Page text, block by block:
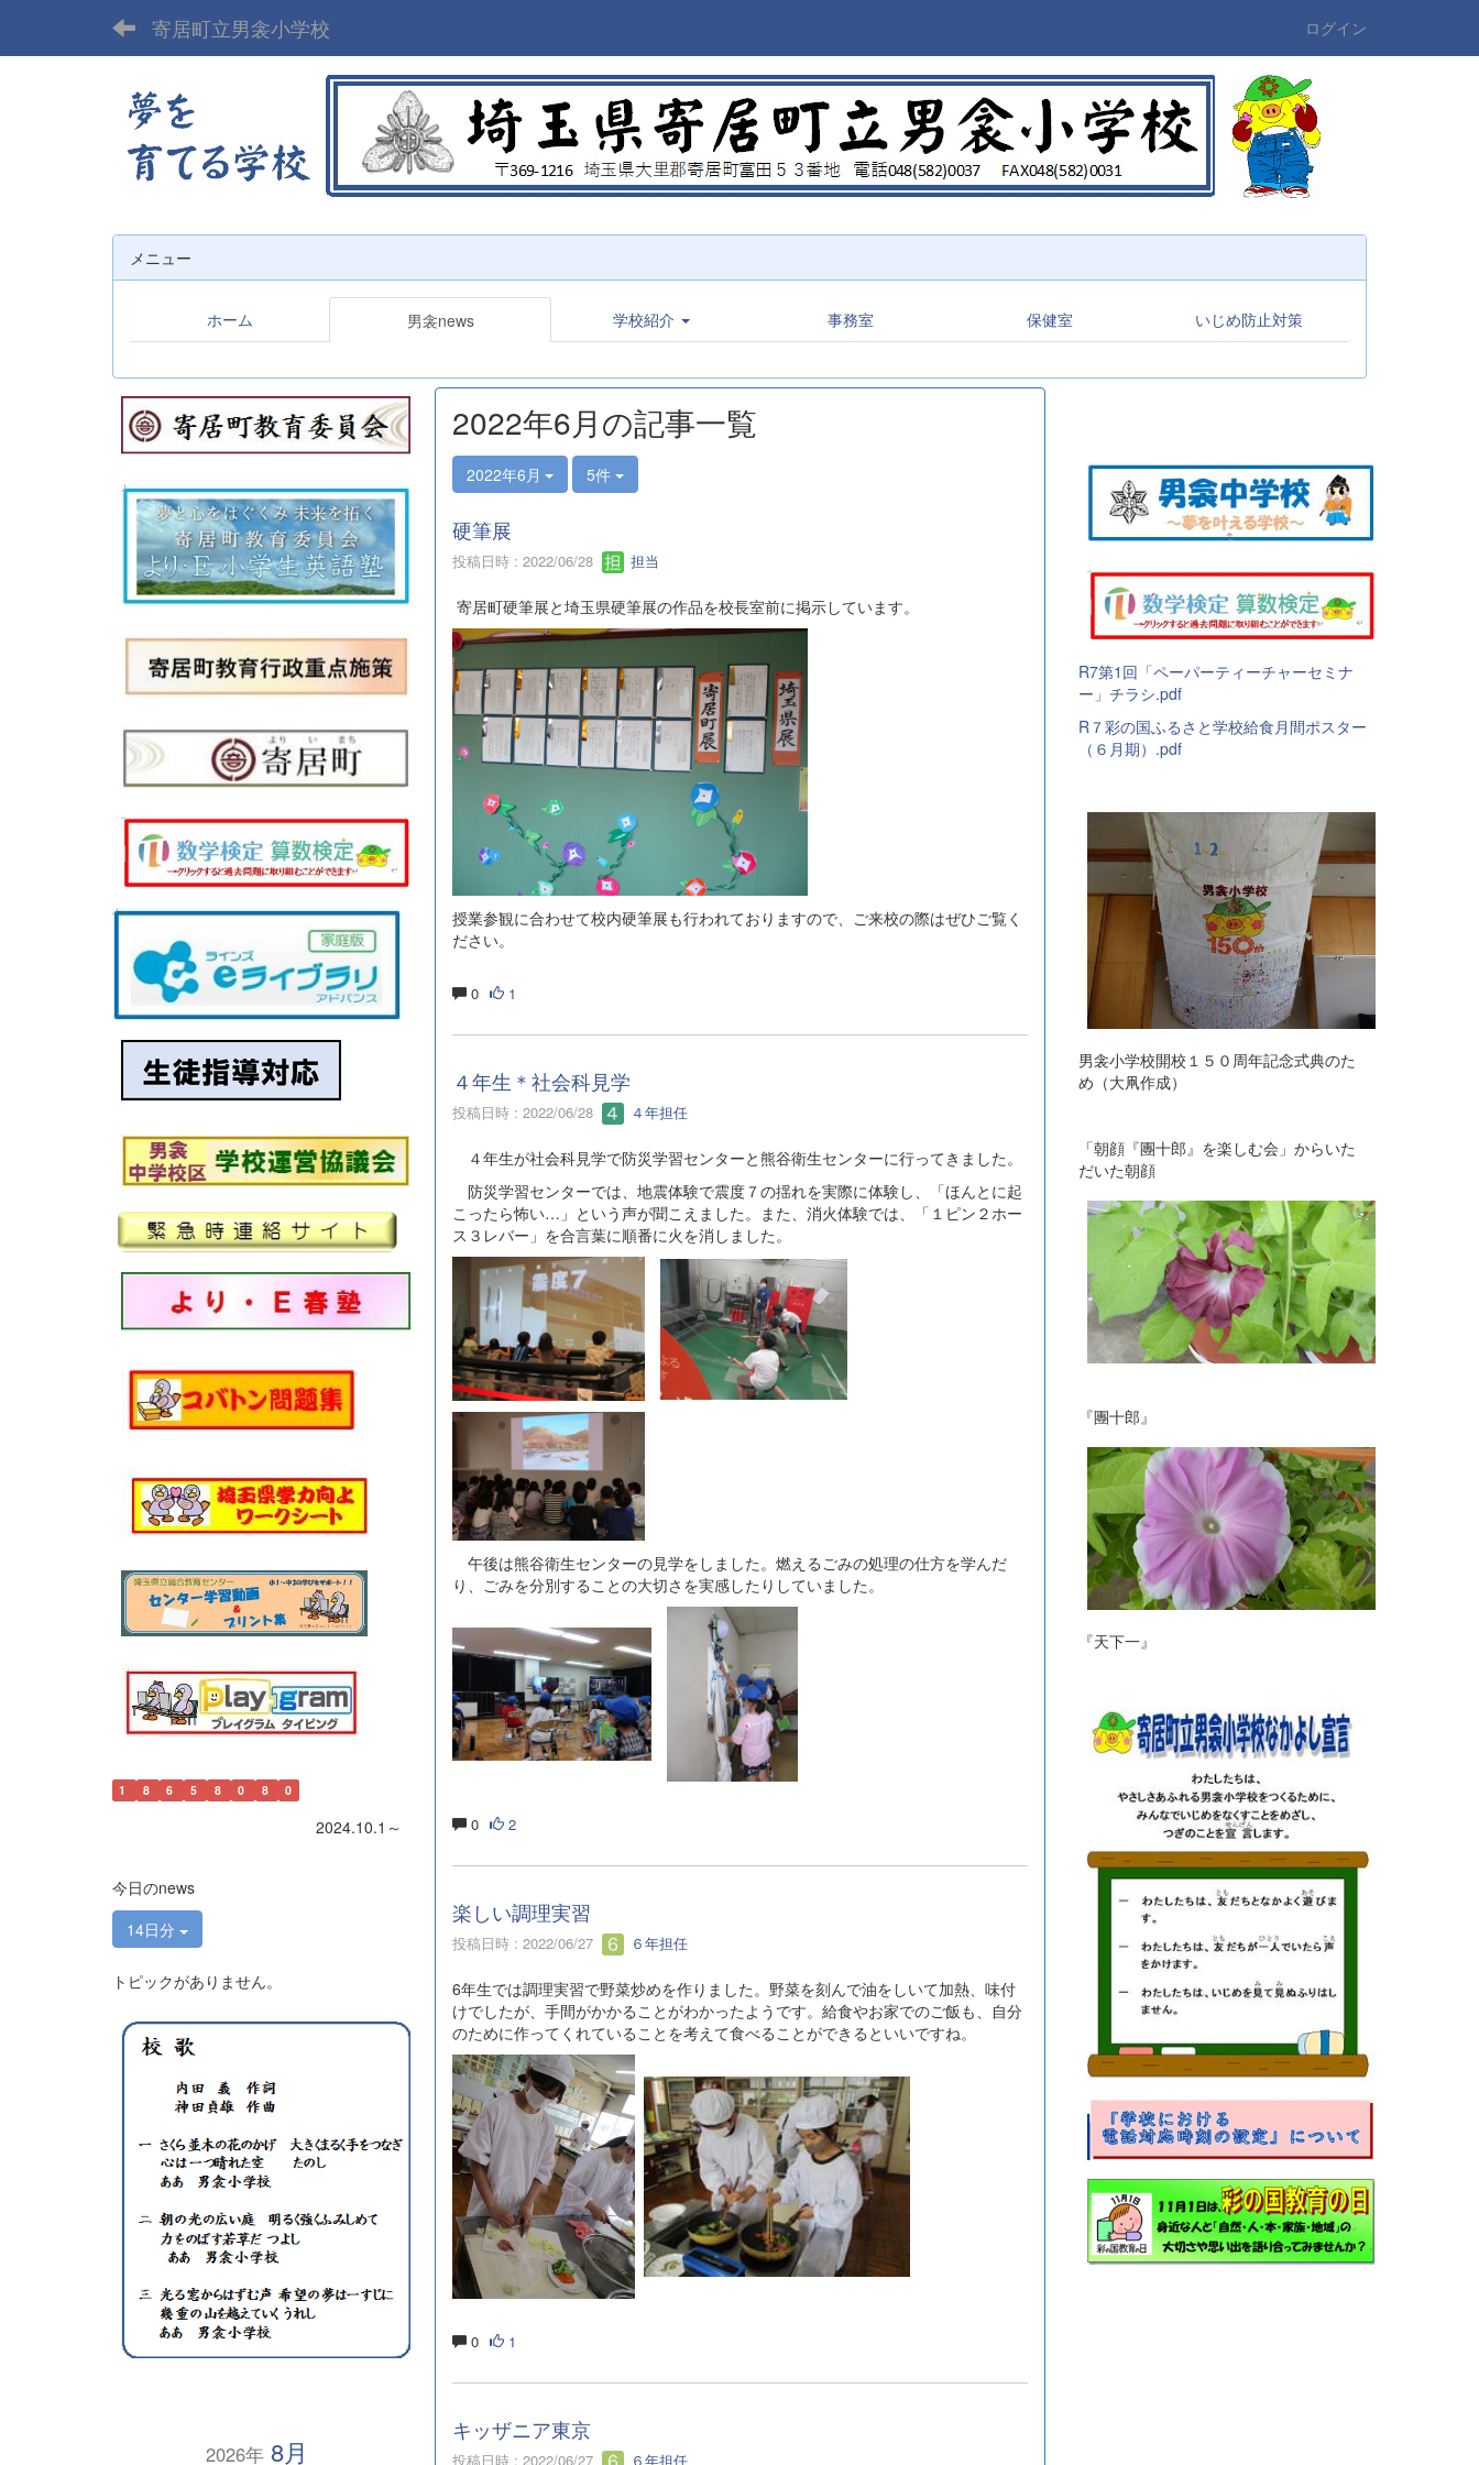
寄居町立男衾小学校 ログイン
メニュー
ホーム 男衾news 学校紹介 事務室 保健室 いじめ防止対策
2022年6月の記事一覧
2022年6月 5件
硬筆展
投稿日時 : 2022/06/28 担当
寄居町硬筆展と埼玉県硬筆展の作品を校長室前に掲示しています。
授業参観に合わせて校内硬筆展も行われておりますので、ご来校の際はぜひご覧く
ださい。
0 1
４年生＊社会科見学
投稿日時 : 2022/06/28 ４年担任
４年生が社会科見学で防災学習センターと熊谷衛生センターに行ってきました。
防災学習センターでは、地震体験で震度７の揺れを実際に体験し、「ほんとに起
こったら怖い…」という声が聞こえました。また、消火体験では、「１ピン２ホー
ス３レバー」を合言葉に順番に火を消しました。
午後は熊谷衛生センターの見学をしました。燃えるごみの処理の仕方を学んだ
り、ごみを分別することの大切さを実感したりしていました。
0 2
楽しい調理実習
投稿日時 : 2022/06/27 ６年担任
6年生では調理実習で野菜炒めを作りました。野菜を刻んで油をしいて加熱、味付
けでしたが、手間がかかることがわかったようです。給食やお家でのご飯も、自分
のために作ってくれていることを考えて食べることができるといいですね。
0 1
キッザニア東京
投稿日時 : 2022/06/27 ６年担任
1 8 6 5 8 0 8 0
2024.10.1～
今日のnews
14日分
トピックがありません。
2026年8月
R7第1回「ペーパーティーチャーセミナ
ー」チラシ.pdf
R７彩の国ふるさと学校給食月間ポスター
（６月期）.pdf
男衾小学校開校１５０周年記念式典のた
め（大凧作成）
「朝顔『團十郎』を楽しむ会」からいた
だいた朝顔
『團十郎』
『天下一』